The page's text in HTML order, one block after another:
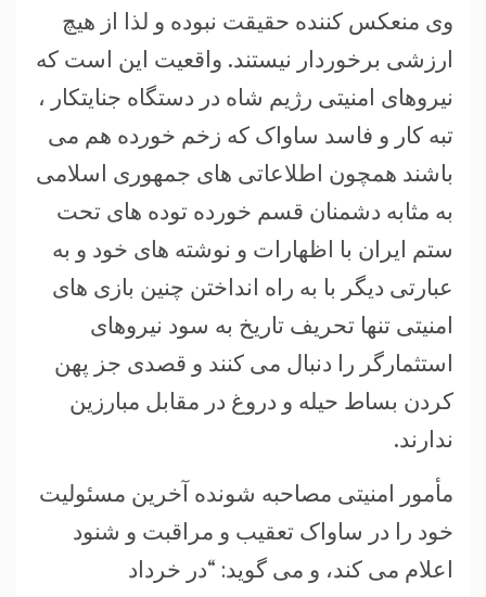
وی منعکس کننده حقیقت نبوده و لذا از هیچ
ارزشی برخوردار نیستند. واقعیت این است که
نیروهای امنیتی رژیم شاه در دستگاه جنایتکار ،
تبه کار و فاسد ساواک که زخم خورده هم می
باشند همچون اطلاعاتی های جمهوری اسلامی
به مثابه دشمنان قسم خورده توده های تحت
ستم ایران با اظهارات و نوشته های خود و به
عبارتی دیگر با به راه انداختن چنین بازی های
امنیتی تنها تحریف تاریخ به سود نیروهای
استثمارگر را دنبال می کنند و قصدی جز پهن
کردن بساط حیله و دروغ در مقابل مبارزین
ندارند.
مأمور امنیتی مصاحبه شونده آخرین مسئولیت
خود را در ساواک تعقیب و مراقبت و شنود
اعلام می کند، و می گوید: “در خرداد